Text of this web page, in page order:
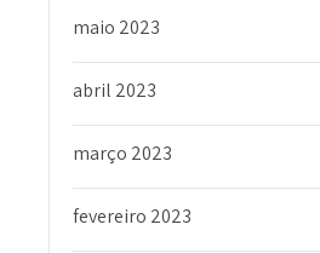
maio 2023
abril 2023
março 2023
fevereiro 2023